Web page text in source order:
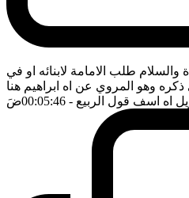
والسلام طلب الامامة لابنائه او في
وهو المروي عن اه ابراهيم هنا
اه اسف قول الربيع - 00:05:46 ضَ